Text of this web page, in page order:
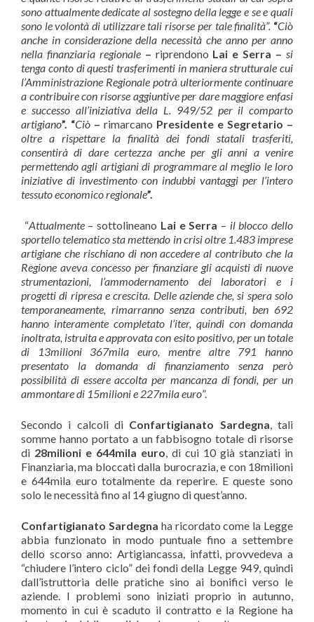
sono attualmente dedicate al sostegno della legge e se e quali
sono le volontà di utilizzare tali risorse per tale finalità”. “Ciò
anche in considerazione della necessità che anno per anno
nella finanziaria regionale – riprendono Lai e Serra –si
tenga conto di questi trasferimenti in maniera strutturale cui
l’Amministrazione Regionale potrà ulteriormente continuare
a contribuire con risorse aggiuntive per dare maggiore enfasi
e successo all’iniziativa della L. 949/52 per il comparto
artigiano”. “Ciò – rimarcano Presidente e Segretario –
oltre a rispettare la finalità dei fondi statali trasferiti,
consentirà di dare certezza anche per gli anni a venire
permettendo agli artigiani di programmare al meglio le loro
iniziative di investimento con indubbi vantaggi per l’intero
tessuto economico regionale”.
“Attualmente – sottolineano Lai e Serra – il blocco dello
sportello telematico sta mettendo in crisi oltre 1.483 imprese
artigiane che rischiano di non accedere al contributo che la
Regione aveva concesso per finanziare gli acquisti di nuove
strumentazioni, l’ammodernamento dei laboratori e i
progetti di ripresa e crescita. Delle aziende che, si spera solo
temporaneamente, rimarranno senza contributi, ben 692
hanno interamente completato l’iter, quindi con domanda
inoltrata, istruita e approvata con esito positivo, per un totale
di 13milioni 367mila euro, mentre altre 791 hanno
presentato la domanda di finanziamento senza però
possibilità di essere accolta per mancanza di fondi, per un
ammontare di 15milioni e 227mila euro”.
Secondo i calcoli di Confartigianato Sardegna, tali
somme hanno portato a un fabbisogno totale di risorse
di 28milioni e 644mila euro, di cui 10 già stanziati in
Finanziaria, ma bloccati dalla burocrazia, e con 18milioni
e 644mila euro totalmente da reperire. E queste sono
solo le necessità fino al 14 giugno di quest’anno.
Confartigianato Sardegna ha ricordato come la Legge
abbia funzionato in modo puntuale fino a settembre
dello scorso anno: Artigiancassa, infatti, provvedeva a
“chiudere l’intero ciclo” dei fondi della Legge 949, quindi
dall’istruttoria delle pratiche sino ai bonifici verso le
aziende. I problemi sono iniziati proprio in autunno,
momento in cui è scaduto il contratto e la Regione ha